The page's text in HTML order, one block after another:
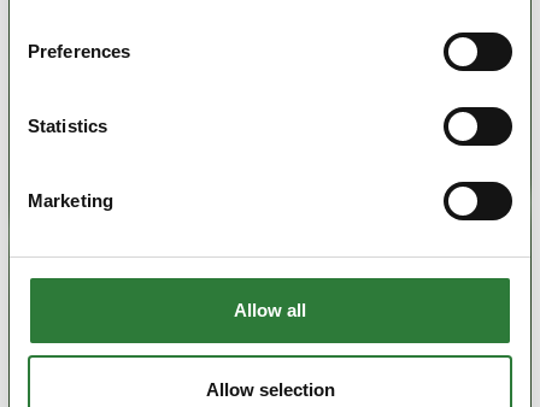
Preferences
Statistics
Marketing
Allow all
Allow selection